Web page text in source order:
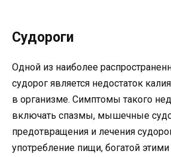
Судороги
Одной из наиболее
судорог является недостаток
в организме. Симптомы такого
включать спазмы, мышечные
предотвращения и лечения
употребление пищи, богатой